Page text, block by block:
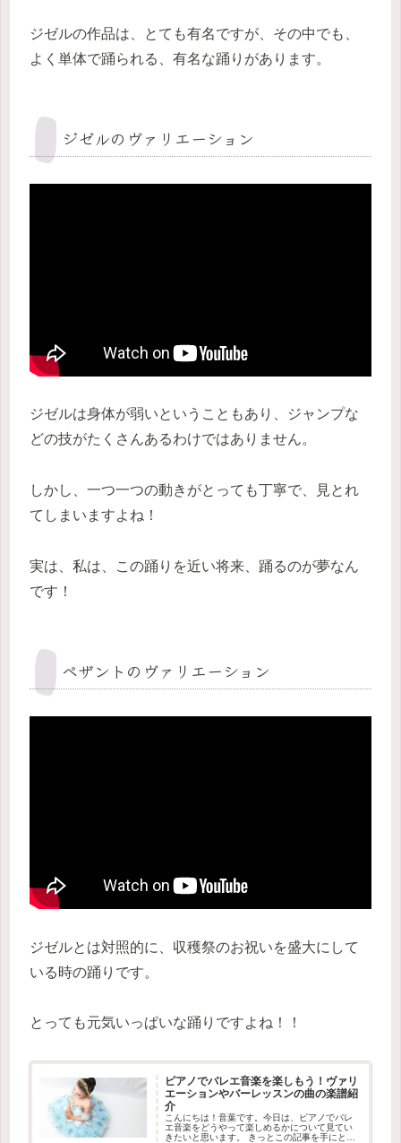
ジゼルの作品は、とても有名ですが、その中でも、
よく単体で踊られる、有名な踊りがあります。
ジゼルのヴァリエーション
ジゼルは身体が弱いということもあり、ジャンプな
どの技がたくさんあるわけではありません。
しかし、一つ一つの動きがとっても丁寧で、見とれ
てしまいますよね！
実は、私は、この踊りを近い将来、踊るのが夢なん
です！
ペザントのヴァリエーション
ジゼルとは対照的に、収穫祭のお祝いを盛大にして
いる時の踊りです。
とっても元気いっぱいな踊りですよね！！
ピアノでバレエ音楽を楽しもう！ヴァリ
エーションやバーレッスンの曲の楽譜紹
介
こんにちは！音葉です。今日は、ピアノでバレ
エ音楽をどうやって楽しめるかについて見てい
きたいと思います。 きっとこの記事を手にとっ